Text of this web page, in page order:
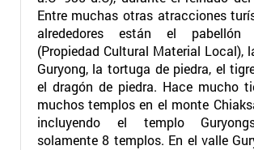
Entre muchas otras atracciones
alrededores están el pabellón
(Propiedad Cultural Material Local),
Guryong, la tortuga de piedra, el
el dragón de piedra. Hace mucho
muchos templos en el monte
incluyendo el templo
solamente 8 templos. En el valle